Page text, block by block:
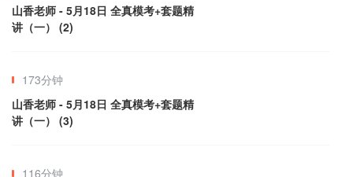
山香老师 - 5月18日 全真模考+套题精
讲（一） (2)
173分钟
山香老师 - 5月18日 全真模考+套题精
讲（一） (3)
116分钟